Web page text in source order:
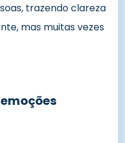
trazendo clareza
mas muitas vezes